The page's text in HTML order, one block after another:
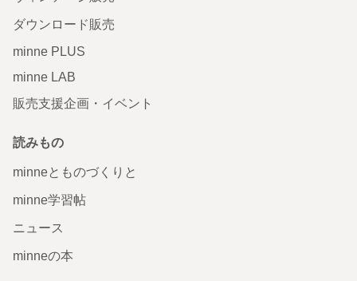
ダウンロード販売
minne PLUS
minne LAB
販売支援企画・イベント
読みもの
minneとものづくりと
minne学習帖
ニュース
minneの本